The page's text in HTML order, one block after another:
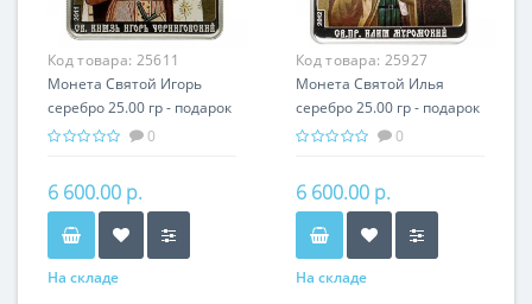
Код товара: 25611
Монета Святой Игорь
серебро 25.00 гр - подарок
икона имени0
6 600.00 р.
На складе
Код товара: 25927
Монета Святой Илья
серебро 25.00 гр - подарок
икона имени0
6 600.00 р.
На складе